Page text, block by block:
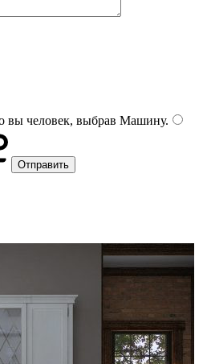
вы человек, выбрав Машину.